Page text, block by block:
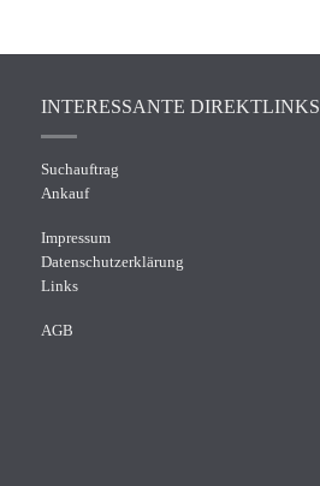
INTERESSANTE DIREKTLINKS
Suchauftrag
Ankauf
Impressum
Datenschutzerklärung
Links
AGB